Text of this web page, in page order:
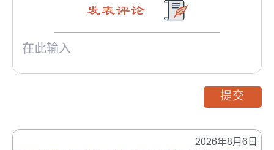
2026年8月6日
发表评论
提交